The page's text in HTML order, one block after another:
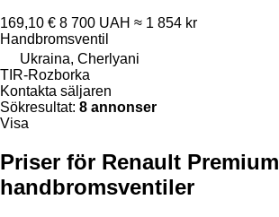
169,10 € 8 700 UAH ≈ 1 854 kr
Handbromsventil
Ukraina, Cherlyani
TIR-Rozborka
Kontakta säljaren
Sökresultat: 8 annonser
Visa
Priser för Renault Premium
handbromsventiler